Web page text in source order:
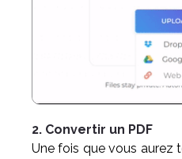
2. Convertir un PDF
Une fois que vous aurez